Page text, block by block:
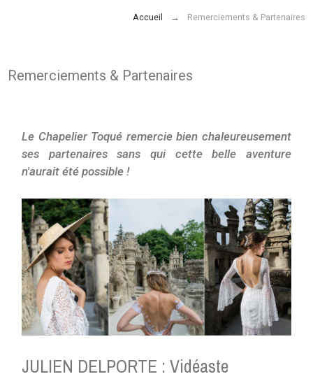
Accueil Remerciements & Partenaires
Remerciements & Partenaires
Le Chapelier Toqué remercie bien chaleureusement
ses partenaires sans qui cette belle aventure
n'aurait été possible !
JULIEN DELPORTE : Vidéaste